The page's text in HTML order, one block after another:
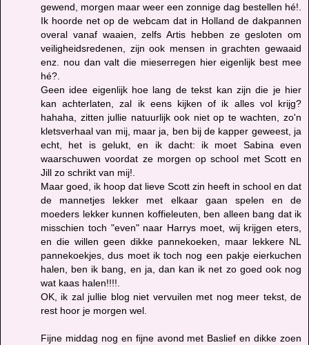
gewend, morgen maar weer een zonnige dag bestellen hé!.
Ik hoorde net op de webcam dat in Holland de dakpannen
overal vanaf waaien, zelfs Artis hebben ze gesloten om
veiligheidsredenen, zijn ook mensen in grachten gewaaid
enz. nou dan valt die mieserregen hier eigenlijk best mee
hé?.
Geen idee eigenlijk hoe lang de tekst kan zijn die je hier
kan achterlaten, zal ik eens kijken of ik alles vol krijg?
hahaha, zitten jullie natuurlijk ook niet op te wachten, zo'n
kletsverhaal van mij, maar ja, ben bij de kapper geweest, ja
echt, het is gelukt, en ik dacht: ik moet Sabina even
waarschuwen voordat ze morgen op school met Scott en
Jill zo schrikt van mij!.
Maar goed, ik hoop dat lieve Scott zin heeft in school en dat
de mannetjes lekker met elkaar gaan spelen en de
moeders lekker kunnen koffieleuten, ben alleen bang dat ik
misschien toch "even" naar Harrys moet, wij krijgen eters,
en die willen geen dikke pannekoeken, maar lekkere NL
pannekoekjes, dus moet ik toch nog een pakje eierkuchen
halen, ben ik bang, en ja, dan kan ik net zo goed ook nog
wat kaas halen!!!!.
OK, ik zal jullie blog niet vervuilen met nog meer tekst, de
rest hoor je morgen wel.
Fijne middag nog en fijne avond met Baslief en dikke zoen